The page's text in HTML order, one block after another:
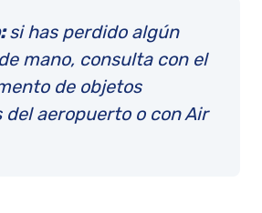
si has perdido algún
mano, consulta con el
de objetos
del aeropuerto o con Air